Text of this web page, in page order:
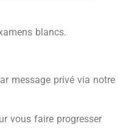
blancs.
message privé via notre
vous faire progresser